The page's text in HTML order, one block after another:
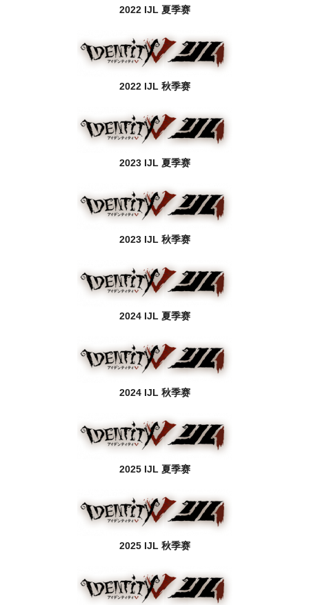
2022 IJL 夏季赛
2022 IJL 秋季赛
2023 IJL 夏季赛
2023 IJL 秋季赛
2024 IJL 夏季赛
2024 IJL 秋季赛
2025 IJL 夏季赛
2025 IJL 秋季赛